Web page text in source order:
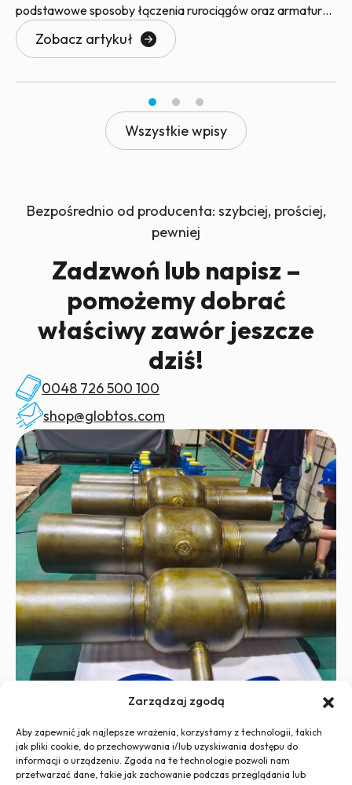
Zarządzaj zgodą
Aby zapewnić jak najlepsze wrażenia, korzystamy z technologii, takich
jak pliki cookie, do przechowywania i/lub uzyskiwania dostępu do
informacji o urządzeniu. Zgoda na te technologie pozwoli nam
przetwarzać dane, takie jak zachowanie podczas przeglądania lub
podstawowe sposoby łączenia rurociągów oraz armatury:
połączenia spawane, połączenia kołnierzowe. Oba
rozwiązania posiadają
Zobacz artykuł
Wszystkie wpisy
Bezpośrednio od producenta: szybciej, prościej,
pewniej
Zadzwoń lub napisz –
pomożemy dobrać
właściwy zawór jeszcze
dziś!
0048 726 500 100
shop@globtos.com